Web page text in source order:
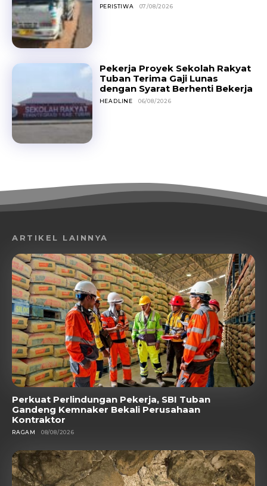
PERISTIWA 07/08/2026
Pekerja Proyek Sekolah Rakyat
Tuban Terima Gaji Lunas
dengan Syarat Berhenti Bekerja
HEADLINE 06/08/2026
ARTIKEL LAINNYA
Perkuat Perlindungan Pekerja, SBI Tuban
Gandeng Kemnaker Bekali Perusahaan
Kontraktor
RAGAM 08/08/2026